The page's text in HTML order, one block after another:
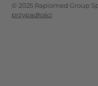
© 2025 Rapiomed Group
przypadłości